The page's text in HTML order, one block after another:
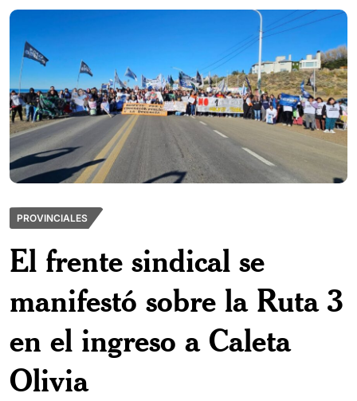
PROVINCIALES
El frente sindical se
manifestó sobre la Ruta 3
en el ingreso a Caleta
Olivia